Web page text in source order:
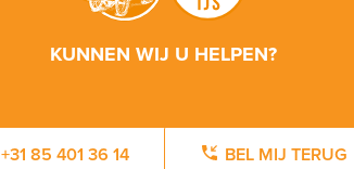
KUNNEN WIJ U HELPEN?
+31 85 401 36 14 BEL MIJ TERUG